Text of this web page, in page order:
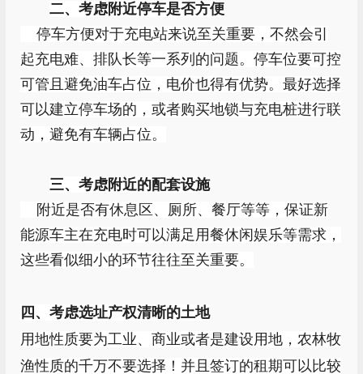
二、考虑附近停车是否方便
停车方便对于充电站来说至关重要，不然会引
起充电难、排队长等一系列的问题。停车位要可控
可管且避免油车占位，电价也得有优势。最好选择
可以建立停车场的，或者购买地锁与充电桩进行联
动，避免有车辆占位。
三、考虑附近的配套设施
附近是否有休息区、厕所、餐厅等等，保证新
能源车主在充电时可以满足用餐休闲娱乐等需求，
这些看似细小的环节往往至关重要。
四、考虑选址产权清晰的土地
用地性质要为工业、商业或者是建设用地，农林牧
渔性质的千万不要选择！并且签订的租期可以比较